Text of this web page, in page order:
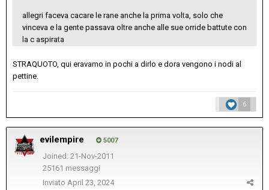
allegri faceva cacare le rane anche la prima volta, solo che
vinceva e la gente passava oltre anche alle sue orride battute con
la c aspirata
STRAQUOTO, qui eravamo in pochi a dirlo e dora vengono i nodi al
pettine.
6
evilempire 5007
Joined: 21-Nov-2011
25161 messaggi
Inviato April 23, 2024